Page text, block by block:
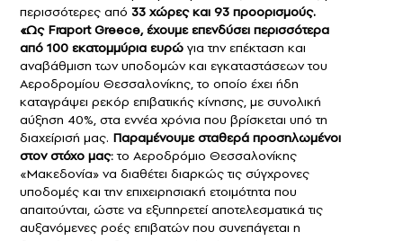
περισσότερες από 33 χώρες και 93 προορισμούς.
«Ως Fraport Greece, έχουμε επενδύσει περισσότερα
από 100 εκατομμύρια ευρώ για την επέκταση και
αναβάθμιση των υποδομών και εγκαταστάσεων του
Αεροδρομίου Θεσσαλονίκης, το οποίο έχει ήδη
καταγράψει ρεκόρ επιβατικής κίνησης, με συνολική
αύξηση 40%, στα εννέα χρόνια που βρίσκεται υπό τη
διαχείρισή μας. Παραμένουμε σταθερά προσηλωμένοι
στον στόχο μας:το Αεροδρόμιο Θεσσαλονίκης
«Μακεδονία» να διαθέτει διαρκώς τις σύγχρονες
υποδομές και την επιχειρησιακή ετοιμότητα που
απαιτούνται, ώστε να εξυπηρετεί αποτελεσματικά τις
αυξανόμενες ροές επιβατών που συνεπάγεται η